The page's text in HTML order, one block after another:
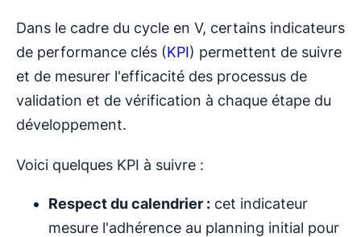
Dans le cadre du cycle en V, certains indicateurs
de performance clés (KPI) permettent de suivre
et de mesurer l'efficacité des processus de
validation et de vérification à chaque étape du
développement.
Voici quelques KPI à suivre :
Respect du calendrier : cet indicateur
mesure l'adhérence au planning initial pour